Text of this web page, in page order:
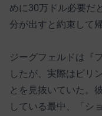
めに30万ドル必要だ
分が出すと約束して
ジーグフェルドは『
したが、実際はビリ
とを見抜いていた。
している最中、「シ